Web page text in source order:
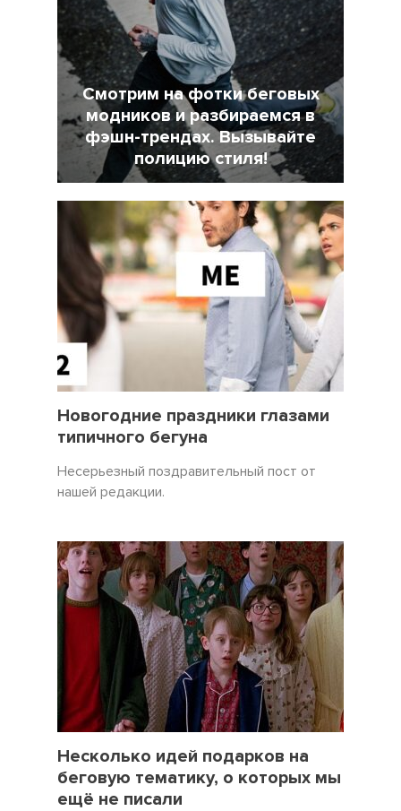
Смотрим на фотки беговых
модников и разбираемся в
фэшн-трендах. Вызывайте
полицию стиля!
Новогодние праздники глазами
типичного бегуна
Несерьезный поздравительный пост от
нашей редакции.
Несколько идей подарков на
беговую тематику, о которых мы
ещё не писали